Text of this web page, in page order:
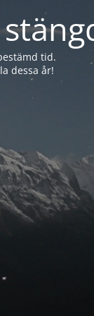
tid.
dessa år!